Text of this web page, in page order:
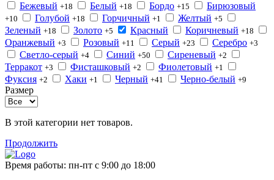
Бежевый +18 Белый +18 Бордо +15 Бирюзовый
+10 Голубой +18 Горчичный +1 Желтый +5
Зеленый +18 Золото +5 Красный Коричневый +18
Оранжевый +3 Розовый +11 Серый +23 Серебро +3
Светло-серый +4 Синий +50 Сиреневый +2
Терракот +3 Фисташковый +2 Фиолетовый +1
Фуксия +2 Хаки +1 Черный +41 Черно-белый +9
Размер
В этой категории нет товаров.
Продолжить
Время работы: пн-пт с 9:00 до 18:00